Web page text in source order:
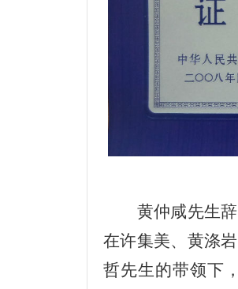
黄仲咸先生
在许集美、黄涤
哲先生的带领下